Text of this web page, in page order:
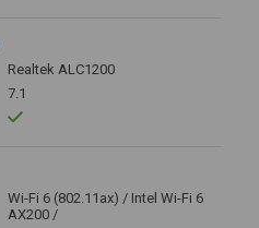
Realtek ALC1200
7.1
Wi-Fi 6 (802.11ax) / Intel Wi-Fi 6
AX200 /